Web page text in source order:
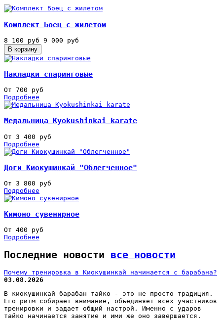
Комплект Боец с жилетом
8 100 руб 9 000 руб
Накладки спаринговые
От 700 руб
Подробнее
Медальница Kyokushinkai karate
От 3 400 руб
Подробнее
Доги Киокушинкай "Облегченное"
От 3 800 руб
Подробнее
Кимоно сувенирное
От 400 руб
Подробнее
Последние новости все новости
Почему тренировка в Киокушинкай начинается с барабана?
03.08.2026
В киокушинкай барабан тайко - это не просто традиция.
Его ритм собирает внимание, объединяет всех участников
тренировки и задает общий настрой. Именно с ударов
тайко начинается занятие и ими же оно завершается.